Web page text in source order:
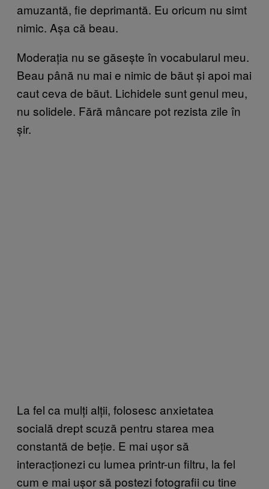
amuzantă, fie deprimantă. Eu oricum nu simt
nimic. Așa că beau.
Moderația nu se găsește în vocabularul meu.
Beau până nu mai e nimic de băut și apoi mai
caut ceva de băut. Lichidele sunt genul meu,
nu solidele. Fără mâncare pot rezista zile în
șir.
La fel ca mulți alții, folosesc anxietatea
socială drept scuză pentru starea mea
constantă de beție. E mai ușor să
interacționezi cu lumea printr-un filtru, la fel
cum e mai ușor să postezi fotografii cu tine